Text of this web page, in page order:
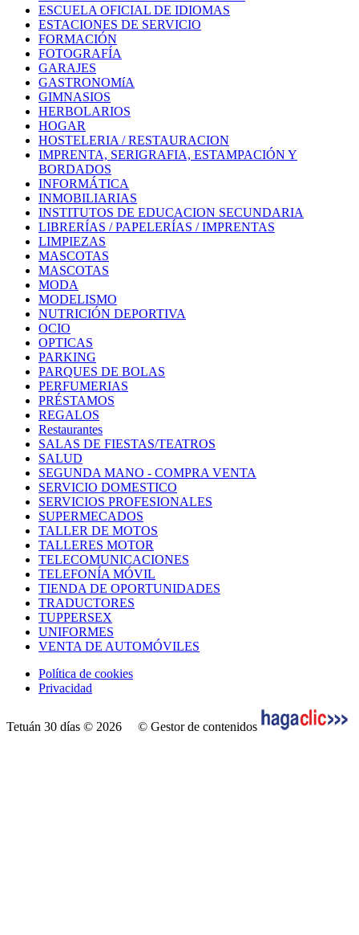
ESCUELA OFICIAL DE IDIOMAS
ESTACIONES DE SERVICIO
FORMACIÓN
FOTOGRAFÍA
GARAJES
GASTRONOMíA
GIMNASIOS
HERBOLARIOS
HOGAR
HOSTELERIA / RESTAURACION
IMPRENTA, SERIGRAFIA, ESTAMPACIÓN Y
BORDADOS
INFORMÁTICA
INMOBILIARIAS
INSTITUTOS DE EDUCACION SECUNDARIA
LIBRERÍAS / PAPELERÍAS / IMPRENTAS
LIMPIEZAS
MASCOTAS
MASCOTAS
MODA
MODELISMO
NUTRICIÓN DEPORTIVA
OCIO
OPTICAS
PARKING
PARQUES DE BOLAS
PERFUMERIAS
PRÉSTAMOS
REGALOS
Restaurantes
SALAS DE FIESTAS/TEATROS
SALUD
SEGUNDA MANO - COMPRA VENTA
SERVICIO DOMESTICO
SERVICIOS PROFESIONALES
SUPERMECADOS
TALLER DE MOTOS
TALLERES MOTOR
TELECOMUNICACIONES
TELEFONÍA MÓVIL
TIENDA DE OPORTUNIDADES
TRADUCTORES
TUPPERSEX
UNIFORMES
VENTA DE AUTOMÓVILES
Política de cookies
Privacidad
Tetuán 30 días © 2026 © Gestor de contenidos